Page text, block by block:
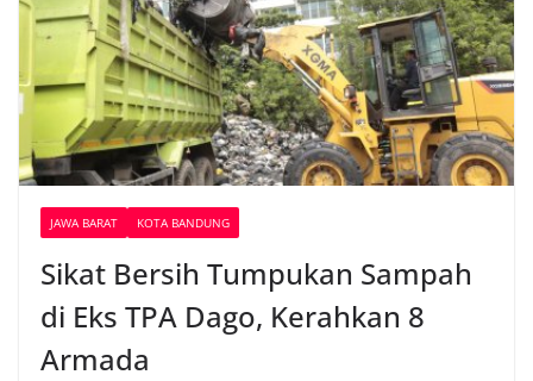
JAWA BARAT KOTA BANDUNG
Sikat Bersih Tumpukan Sampah
di Eks TPA Dago, Kerahkan 8
Armada